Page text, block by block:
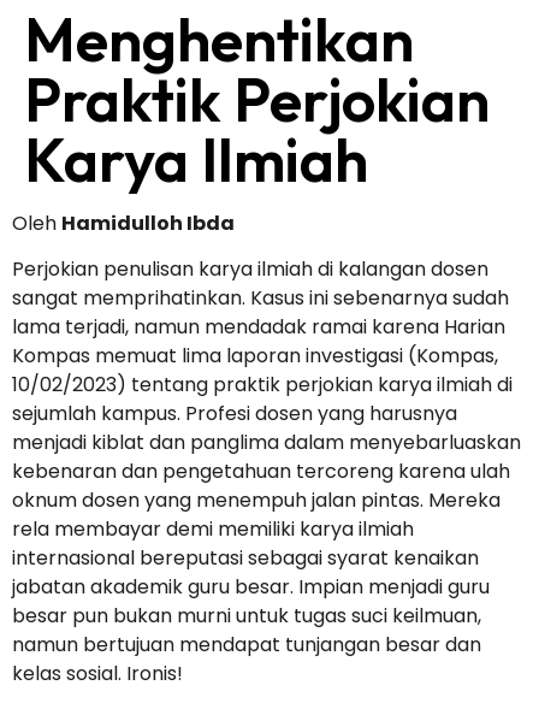
Menghentikan
Praktik Perjokian
Karya Ilmiah
Oleh Hamidulloh Ibda
Perjokian penulisan karya ilmiah di kalangan dosen
sangat memprihatinkan. Kasus ini sebenarnya sudah
lama terjadi, namun mendadak ramai karena Harian
Kompas memuat lima laporan investigasi (Kompas,
10/02/2023) tentang praktik perjokian karya ilmiah di
sejumlah kampus. Profesi dosen yang harusnya
menjadi kiblat dan panglima dalam menyebarluaskan
kebenaran dan pengetahuan tercoreng karena ulah
oknum dosen yang menempuh jalan pintas. Mereka
rela membayar demi memiliki karya ilmiah
internasional bereputasi sebagai syarat kenaikan
jabatan akademik guru besar. Impian menjadi guru
besar pun bukan murni untuk tugas suci keilmuan,
namun bertujuan mendapat tunjangan besar dan
kelas sosial. Ironis!